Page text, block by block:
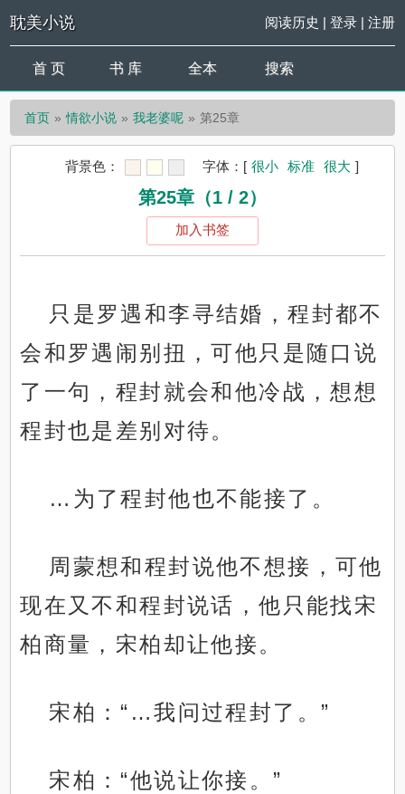
耽美小说 阅读历史 | 登录| 注册
首 页 书 库 全本 搜索
首页 情欲小说 我老婆呢 第25章
背景色： 字体： [ 很小 标准 很大 ]
第25章（1 / 2）
加入书签
只是罗遇和李寻结婚，程封都不
会和罗遇闹别扭，可他只是随口说
了一句，程封就会和他冷战，想想
程封也是差别对待。
…为了程封他也不能接了。
周蒙想和程封说他不想接，可他
现在又不和程封说话，他只能找宋
柏商量，宋柏却让他接。
宋柏：“…我问过程封了。”
宋柏：“他说让你接。”